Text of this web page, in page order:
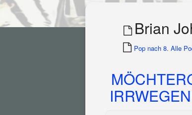
Brian
Pop nach 8. Alle